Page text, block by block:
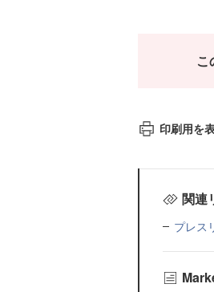
こ
印刷用を
関連
プレス